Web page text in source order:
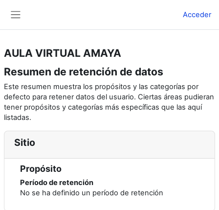
Acceder
AULA VIRTUAL AMAYA
Resumen de retención de datos
Este resumen muestra los propósitos y las categorías por
defecto para retener datos del usuario. Ciertas áreas pudieran
tener propósitos y categorías más específicas que las aquí
listadas.
Sitio
Propósito
Período de retención
No se ha definido un período de retención